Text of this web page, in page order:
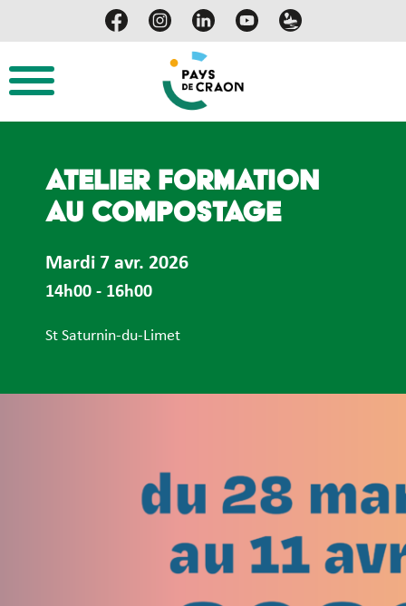
Atelier formation
au compostage
Mardi 7 avr. 2026
14h00 - 16h00
St Saturnin-du-Limet